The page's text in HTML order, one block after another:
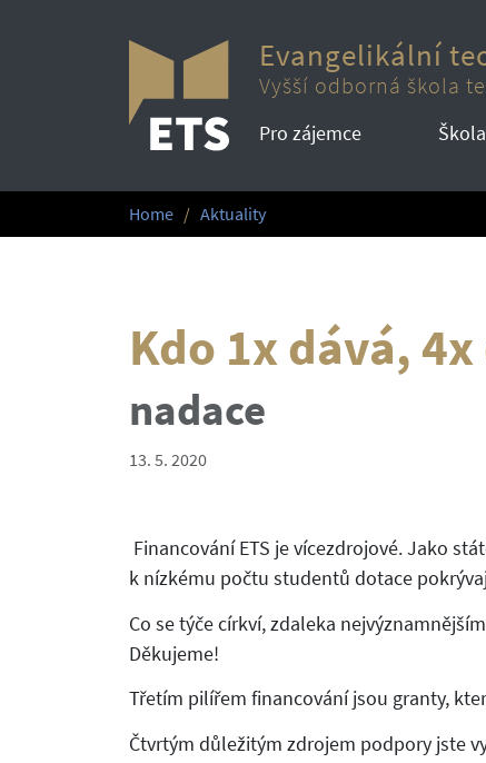
Evangelikální
Vyšší odborná škola
Pro zájemce Škola
Home Aktuality
Kdo 1x dává,
nadace
13. 5. 2020
Financování ETS je vícezdrojové. Jako
k nízkému počtu studentů dotace
Co se týče církví, zdaleka
Děkujeme!
Třetím pilířem financování jsou granty,
Čtvrtým důležitým zdrojem podpory jste